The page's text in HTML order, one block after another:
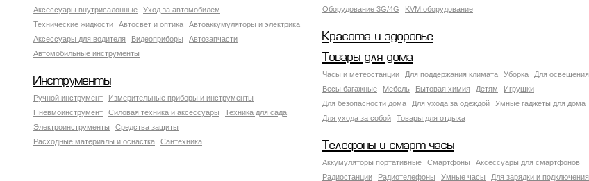
Оборудование 3G/4G
KVM оборудование
Аксесcуары внутрисалонные
Уход за автомобилем
Технические жидкости
Автосвет и оптика
Автоаккумуляторы и электрика
Аксессуары для водителя
Видеоприборы
Автозапчасти
Автомобильные инструменты
Красота и здоровье
Товары для дома
Часы и метеостанции Для поддержания климата Уборка
Для освещения
Весы багажные
Мебель Бытовая химия Детям
Игрушки
Для безопасности дома
Для ухода за одеждой
Умные гаджеты для дома
Для ухода за собой
Товары для отдыха
Инструменты
Ручной инструмент
Измерительные приборы и инструменты
Пневмоинструмент
Силовая техника и аксессуары
Техника для сада
Электроинструменты
Средства защиты
Расходные материалы и оснастка
Сантехника Телефоны и смарт-часы
Аккумуляторы портативные Смартфоны
Аксессуары для смартфонов
Радиостанции
Радиотелефоны Умные часы
Для зарядки и подключения